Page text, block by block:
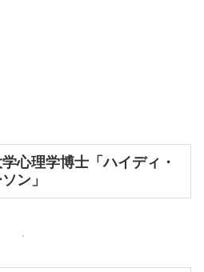
心理学博士「ハイディ・
ン」